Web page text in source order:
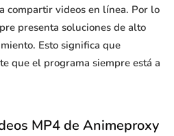
compartir videos en línea. Por lo
presenta soluciones de alto
Esto significa que
que el programa siempre está a
MP4 de Animeproxy